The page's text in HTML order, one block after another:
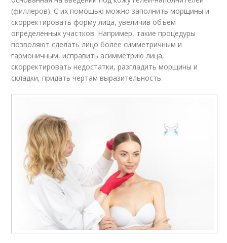
(филлеров). С их помощью можно заполнить морщины и
скорректировать форму лица, увеличив объем
определенных участков. Например, такие процедуры
позволяют сделать лицо более симметричным и
гармоничным, исправить асимметрию лица,
скорректировать недостатки, разгладить морщины и
складки, придать чертам выразительность.